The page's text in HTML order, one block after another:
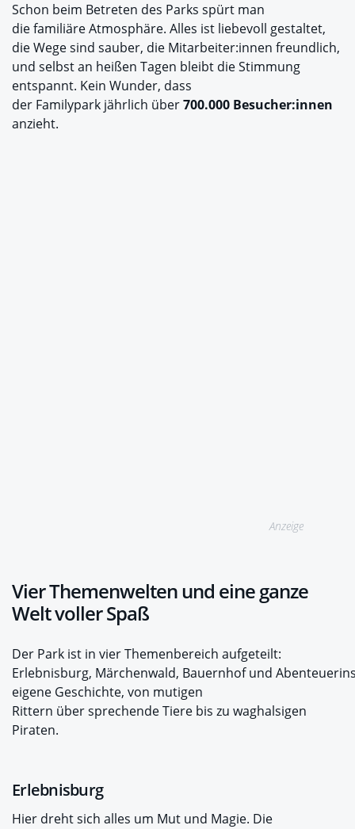
Schon beim Betreten des Parks spürt man
die familiäre Atmosphäre. Alles ist liebevoll gestaltet,
die Wege sind sauber, die Mitarbeiter:innen freundlich,
und selbst an heißen Tagen bleibt die Stimmung
entspannt. Kein Wunder, dass
der Familypark jährlich über700.000 Besucher:innen
anzieht.
Anzeige
Vier Themenwelten und eine ganze
Welt voller Spaß
Der Park ist in vier Themenbereich aufgeteilt:
Erlebnisburg, Märchenwald, Bauernhof und
eigene Geschichte, von mutigen
Rittern über sprechende Tiere bis zu waghalsigen
Piraten.
Erlebnisburg
Hier dreht sich alles um Mut und Magie. Die